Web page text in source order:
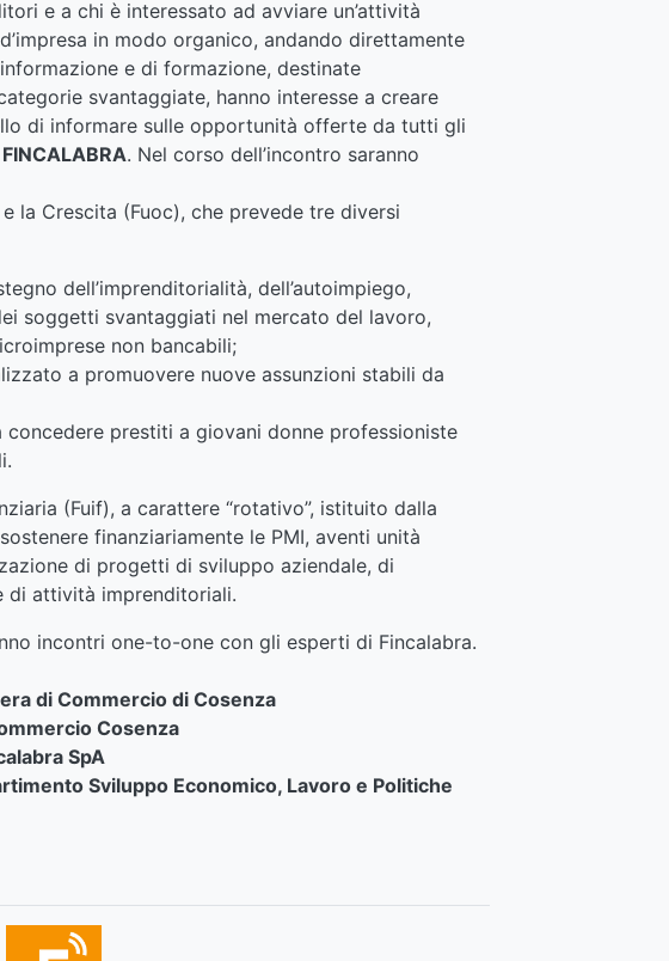
e a chi è interessato ad avviare un’attività
in modo organico, andando direttamente
e di formazione, destinate
svantaggiate, hanno interesse a creare
di informare sulle opportunità offerte da tutti gli
FINCALABRA. Nel corso dell’incontro saranno
la Crescita (Fuoc), che prevede tre diversi
dell’imprenditorialità, dell’autoimpiego,
soggetti svantaggiati nel mercato del lavoro,
non bancabili;
a promuovere nuove assunzioni stabili da
concedere prestiti a giovani donne professioniste
(Fuif), a carattere “rotativo”, istituito dalla
finanziariamente le PMI, aventi unità
di progetti di sviluppo aziendale, di
di attività imprenditoriali.
incontri one-to-one con gli esperti di Fincalabra.
di Commercio di Cosenza
Cosenza
SpA
Sviluppo Economico, Lavoro e Politiche